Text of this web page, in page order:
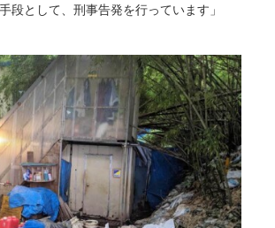
段として、刑事告発を行っています」